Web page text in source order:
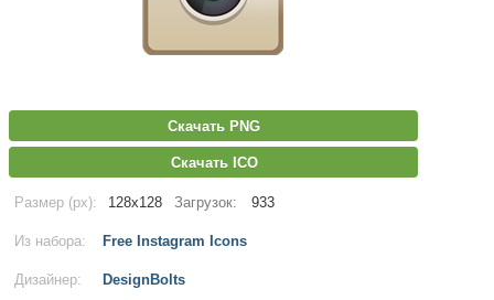
Скачать PNG
Скачать ICO
Размер (px): 128x128 Загрузок: 933
Из набора: Free Instagram Icons
Дизайнер: DesignBolts